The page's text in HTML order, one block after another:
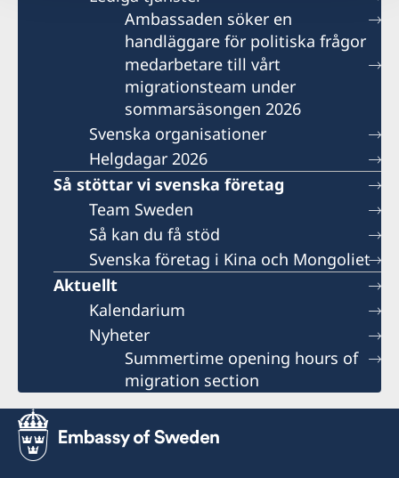
Ambassaden söker en
handläggare för politiska frågor
medarbetare till vårt
migrationsteam under
sommarsäsongen 2026
Svenska organisationer
Helgdagar 2026
Så stöttar vi svenska företag
Team Sweden
Så kan du få stöd
Svenska företag i Kina och Mongoliet
Aktuellt
Kalendarium
Nyheter
Summertime opening hours of
migration section